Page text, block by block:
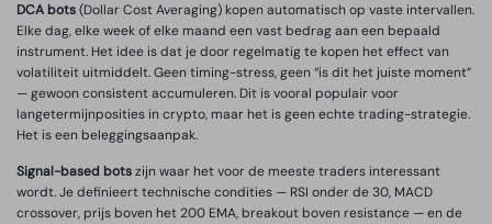
DCA bots(Dollar Cost Averaging) kopen automatisch op vaste intervallen.
Elke dag, elke week of elke maand een vast bedrag aan een bepaald
instrument. Het idee is dat je door regelmatig te kopen het effect van
volatiliteit uitmiddelt. Geen timing-stress, geen “is dit het juiste moment”
— gewoon consistent accumuleren. Dit is vooral populair voor
langetermijnposities in crypto, maar het is geen echte trading-strategie.
Het is een beleggingsaanpak.
Signal-based botszijn waar het voor de meeste traders interessant
wordt. Je definieert technische condities — RSI onder de 30, MACD
crossover, prijs boven het 200 EMA, breakout boven resistance — en de